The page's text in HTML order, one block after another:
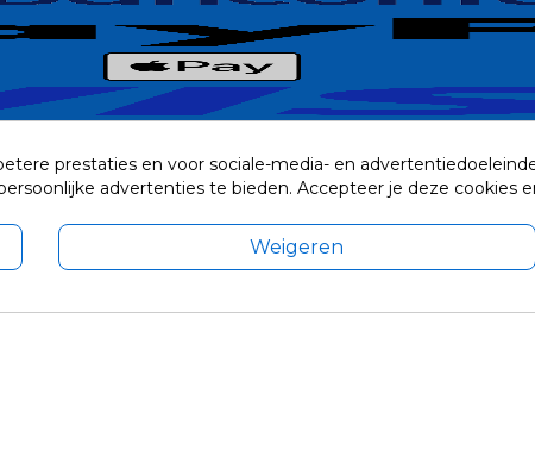
exclusief eventuele verzendkosten.
prestaties en voor sociale-media- en
advertenties te bieden. Accepteer je deze cookies
Weigeren